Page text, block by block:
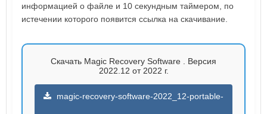
информацией о файле и 10 секундным таймером, по
истечении которого появится ссылка на скачивание.
Скачать Magic Recovery Software . Версия
2022.12 от 2022 г.
magic-recovery-software-2022_12-portable-